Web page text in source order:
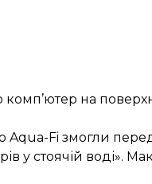
на
Fi змогли
у стоячій воді».